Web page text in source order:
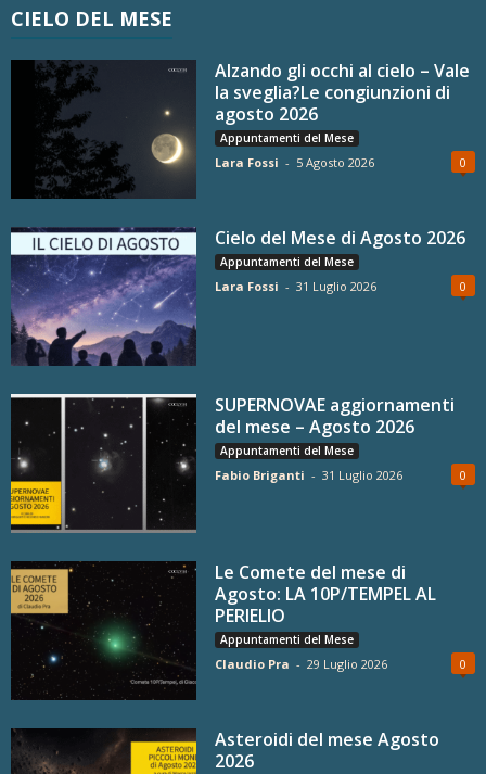
CIELO DEL MESE
Alzando gli occhi al cielo – Vale
la sveglia?Le congiunzioni di
agosto 2026
Appuntamenti del Mese
Lara Fossi - 5 Agosto 2026 0
Cielo del Mese di Agosto 2026
Appuntamenti del Mese
Lara Fossi - 31 Luglio 2026 0
SUPERNOVAE aggiornamenti
del mese – Agosto 2026
Appuntamenti del Mese
Fabio Briganti - 31 Luglio 2026 0
Le Comete del mese di
Agosto: LA 10P/TEMPEL AL
PERIELIO
Appuntamenti del Mese
Claudio Pra - 29 Luglio 2026 0
Asteroidi del mese Agosto
2026